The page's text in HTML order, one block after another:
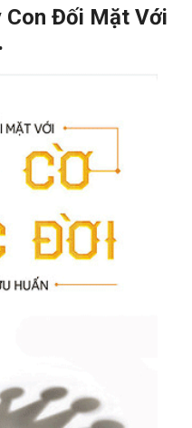
Con Đối Mặt Với